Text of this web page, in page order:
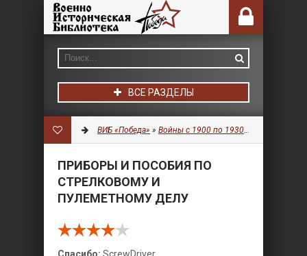
ВСЕ РАЗДЕЛЫ
ВИБ «Победа» » Войны с 1900 по 1930 гг.
ПРИБОРЫ И ПОСОБИЯ ПО
СТРЕЛКОВОМУ И
ПУЛЕМЕТНОМУ ДЕЛУ